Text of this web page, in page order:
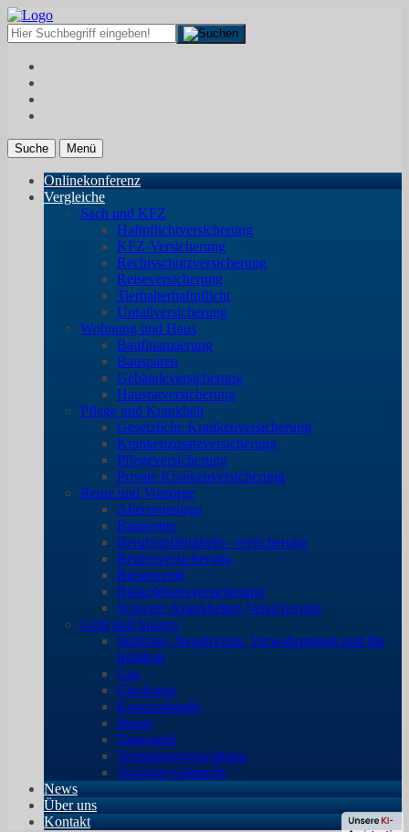
Suche Menü
Onlinekonferenz
Vergleiche
Sach und KFZ
Haftpflichtversicherung
KFZ-Versicherung
Rechtsschutzversicherung
Reiseversicherung
Tierhalterhaftpflicht
Unfallversicherung
Wohnung und Haus
Baufinanzierung
Bausparen
Gebäudeversicherung
Hausratversicherung
Pflege und Krankheit
Gesetzliche Krankenversicherung
Krankenzusatzversicherung
Pflegeversicherung
Private Krankenversicherung
Rente und Vorsorge
Altersvorsorge
Basisrente
Berufsunfähigkeits- versicherung
Rentenversicherung
Riesterrente
Risikolebensversicherung
Schwere Krankheiten Versicherung
Geld und Sparen
Strafzins, Negativzins, Verwahrentgelt und die
Infaltion
Gas
Girokonto
Konsumkredit
Strom
Tagesgeld
Vermögensverwaltung
Vorsorgevollmacht
News
Über uns
Kontakt